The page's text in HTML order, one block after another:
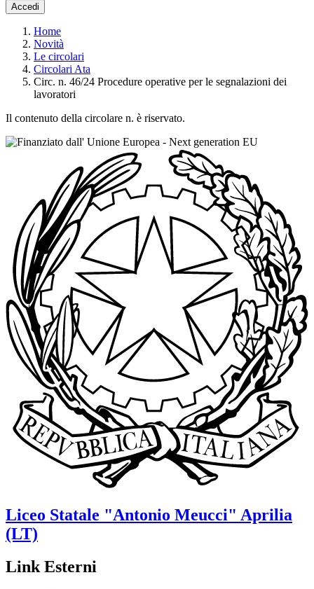
Accedi
Home
Novità
Le circolari
Circolari Ata
Circ. n. 46/24 Procedure operative per le segnalazioni dei
lavoratori
Il contenuto della circolare n. è riservato.
Liceo Statale "Antonio Meucci" Aprilia
(LT)
Link Esterni